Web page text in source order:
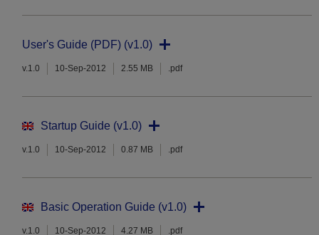
User's Guide (PDF) (v1.0)
v.1.0 10-Sep-2012 2.55 MB .pdf
Startup Guide (v1.0)
v.1.0 10-Sep-2012 0.87 MB .pdf
Basic Operation Guide (v1.0)
v.1.0 10-Sep-2012 4.27 MB .pdf